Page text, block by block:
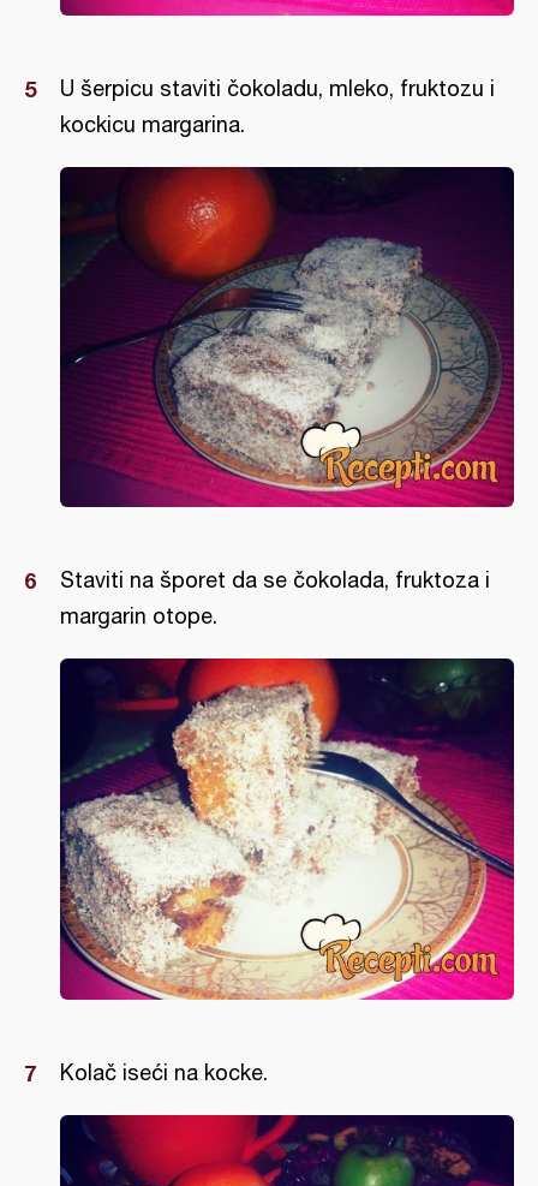
U šerpicu staviti čokoladu, mleko, fruktozu i
kockicu margarina.
Staviti na šporet da se čokolada, fruktoza i
margarin otope.
Kolač iseći na kocke.